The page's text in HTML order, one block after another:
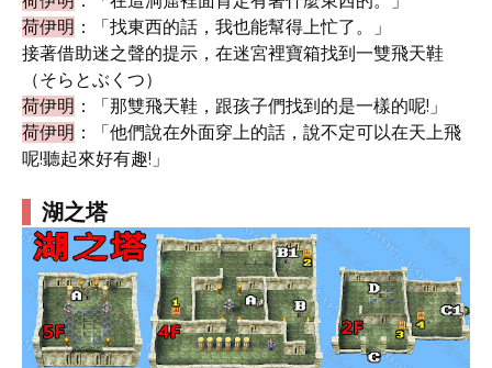
荷伊明 ：「找東西的話，我也能幫得上忙了。」
接著借助迷之聲的提示，在迷宮裡寶箱找到一雙飛天鞋
（そらとぶくつ）
荷伊明 ：「那雙飛天鞋，跟孩子們找到的是一樣的呢!」
荷伊明 ：「他們說在外面穿上的話，說不定可以在天上飛
呢!聽起來好有趣!」
湖之塔